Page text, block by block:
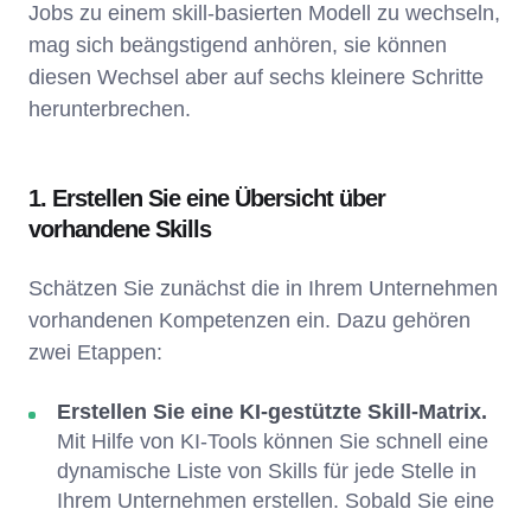
Jobs zu einem skill-basierten Modell zu wechseln,
mag sich beängstigend anhören, sie können
diesen Wechsel aber auf sechs kleinere Schritte
herunterbrechen.
1. Erstellen Sie eine Übersicht über
vorhandene Skills
Schätzen Sie zunächst die in Ihrem Unternehmen
vorhandenen Kompetenzen ein. Dazu gehören
zwei Etappen:
Erstellen Sie eine KI-gestützte Skill-Matrix.
Mit Hilfe von KI-Tools können Sie schnell eine
dynamische Liste von Skills für jede Stelle in
Ihrem Unternehmen erstellen. Sobald Sie eine